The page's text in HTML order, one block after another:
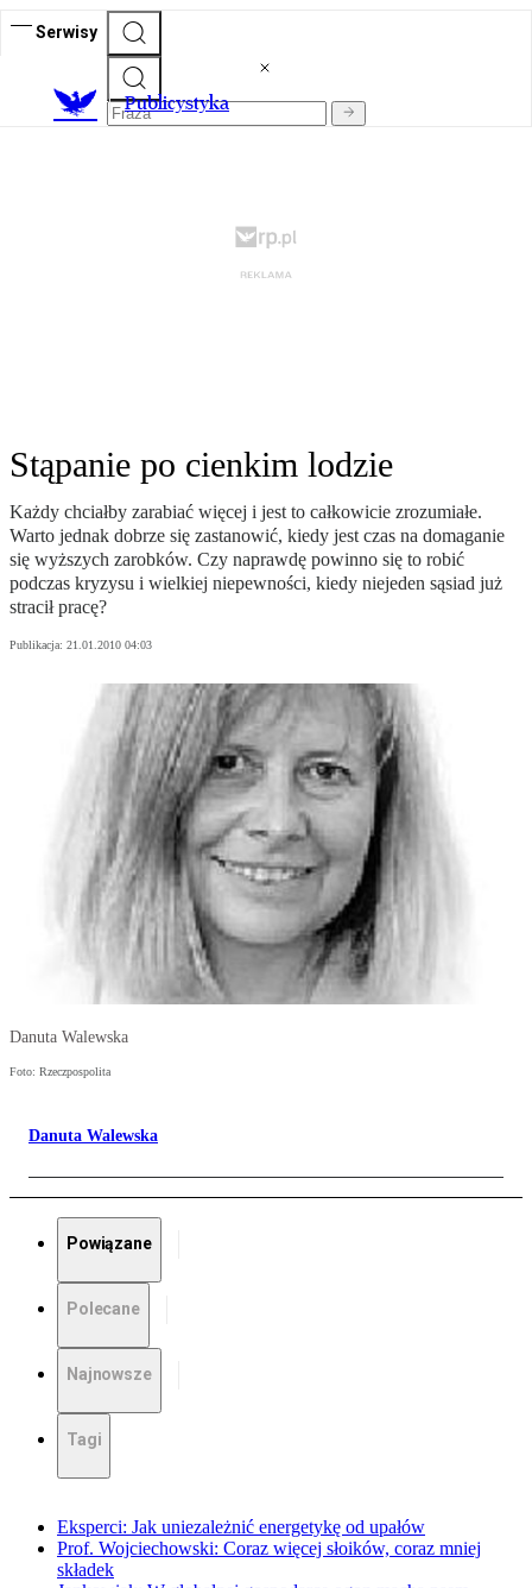
Serwisy
Publicystyka
Stąpanie po cienkim lodzie
Każdy chciałby zarabiać więcej i jest to całkowicie zrozumiałe.
Warto jednak dobrze się zastanowić, kiedy jest czas na domaganie
się wyższych zarobków. Czy naprawdę powinno się to robić
podczas kryzysu i wielkiej niepewności, kiedy niejeden sąsiad już
stracił pracę?
Publikacja: 21.01.2010 04:03
Danuta Walewska
Foto: Rzeczpospolita
Danuta Walewska
Powiązane
Polecane
Najnowsze
Tagi
Eksperci: Jak uniezależnić energetykę od upałów
Prof. Wojciechowski: Coraz więcej słoików, coraz mniej
składek